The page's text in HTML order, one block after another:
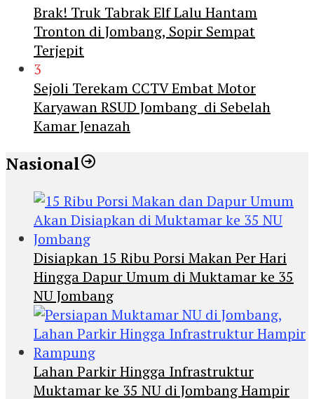
Brak! Truk Tabrak Elf Lalu Hantam
Tronton di Jombang, Sopir Sempat
Terjepit
3
Sejoli Terekam CCTV Embat Motor
Karyawan RSUD Jombang di Sebelah
Kamar Jenazah
Nasional
Disiapkan 15 Ribu Porsi Makan Per Hari
Hingga Dapur Umum di Muktamar ke 35
NU Jombang
Lahan Parkir Hingga Infrastruktur
Muktamar ke 35 NU di Jombang Hampir